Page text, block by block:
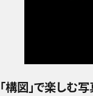
「構図」で楽しむ